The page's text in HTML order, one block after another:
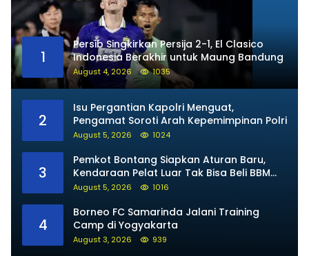
1
Persib Singkirkan Persija 2-1, El Clasico
Indonesia Berakhir untuk Maung Bandung
August 4, 2026 1035
2
Isu Pergantian Kapolri Menguat,
Pengamat Soroti Arah Kepemimpinan Polri
August 5, 2026 1024
3
Pemkot Bontang Siapkan Aturan Baru,
Kendaraan Pelat Luar Tak Bisa Beli BBM
Subsidi
August 5, 2026 1016
4
Borneo FC Samarinda Jalani Training
Camp di Yogyakarta
August 3, 2026 939